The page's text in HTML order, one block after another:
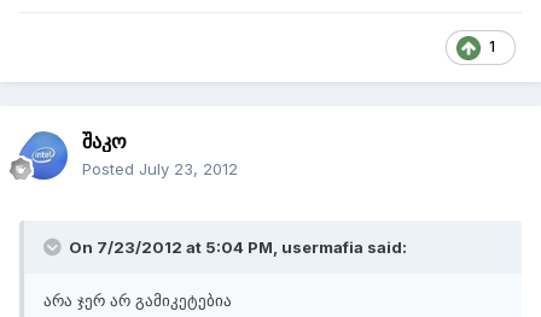
1
შაკო
Posted July 23, 2012
On 7/23/2012 at 5:04 PM, usermafia said:
არა ჯერ არ გამიკეტებია